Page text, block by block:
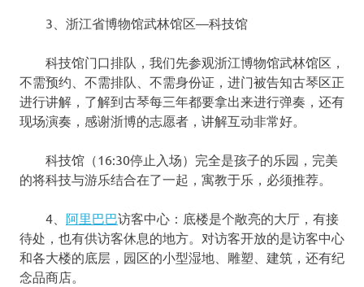
3、浙江省博物馆武林馆区—科技馆
科技馆门口排队，我们先参观浙江博物馆武林馆区，
不需预约、不需排队、不需身份证，进门被告知古琴区正
进行讲解，了解到古琴每三年都要拿出来进行弹奏，还有
现场演奏，感谢浙博的志愿者，讲解互动非常好。
科技馆（16:30停止入场）完全是孩子的乐园，完美
的将科技与游乐结合在了一起，寓教于乐，必须推荐。
4、 阿里巴巴访客中心：底楼是个敞亮的大厅，有接
待处，也有供访客休息的地方。对访客开放的是访客中心
和各大楼的底层，园区的小型湿地、雕塑、建筑，还有纪
念品商店。